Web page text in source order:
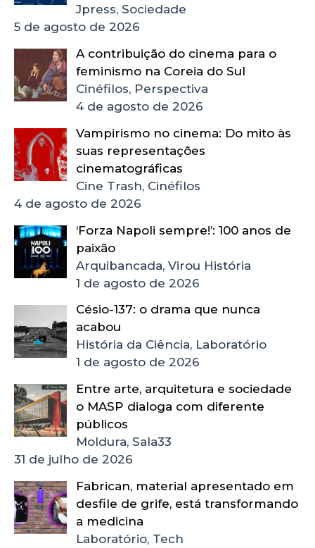
Jpress, Sociedade
5 de agosto de 2026
A contribuição do cinema para o
feminismo na Coreia do Sul
Cinéfilos, Perspectiva
4 de agosto de 2026
Vampirismo no cinema: Do mito às
suas representações
cinematográficas
Cine Trash, Cinéfilos
4 de agosto de 2026
‘Forza Napoli sempre!’: 100 anos de
paixão
Arquibancada, Virou História
1 de agosto de 2026
Césio-137: o drama que nunca
acabou
História da Ciência, Laboratório
1 de agosto de 2026
Entre arte, arquitetura e sociedade
o MASP dialoga com diferente
públicos
Moldura, Sala33
31 de julho de 2026
Fabrican, material apresentado em
desfile de grife, está transformando
a medicina
Laboratório, Tech